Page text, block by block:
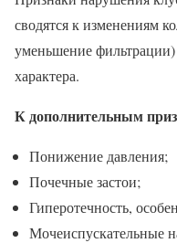
сводятся к изменениям
уменьшение
характера.
К дополнительным
Понижение давления;
Почечные застои;
Гиперотечность,
Мочеиспускательные